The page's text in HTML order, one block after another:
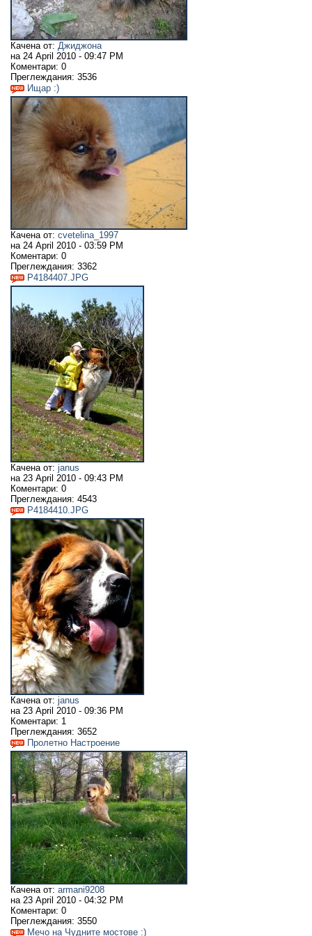
Качена от: Джиджона
на 24 April 2010 - 09:47 PM
Коментари: 0
Преглеждания: 3536
Ищар :)
Качена от: cvetelina_1997
на 24 April 2010 - 03:59 PM
Коментари: 0
Преглеждания: 3362
P4184407.JPG
Качена от: janus
на 23 April 2010 - 09:43 PM
Коментари: 0
Преглеждания: 4543
P4184410.JPG
Качена от: janus
на 23 April 2010 - 09:36 PM
Коментари: 1
Преглеждания: 3652
Пролетно Настроение
Качена от: armani9208
на 23 April 2010 - 04:32 PM
Коментари: 0
Преглеждания: 3550
Meчо на Чудните мостове :)